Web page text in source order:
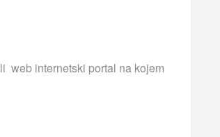
web internetski portal na kojem